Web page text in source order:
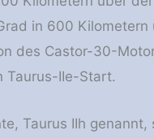
in 600
des Castor-30-
IIe-Start.
Taurus IIh